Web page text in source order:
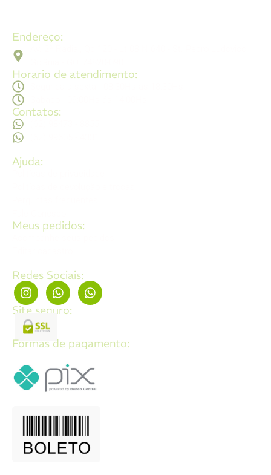
Endereço:
Horario de atendimento:
Contatos:
Ajuda:
Meus pedidos:
Redes Sociais:
Site seguro:
Formas de pagamento: